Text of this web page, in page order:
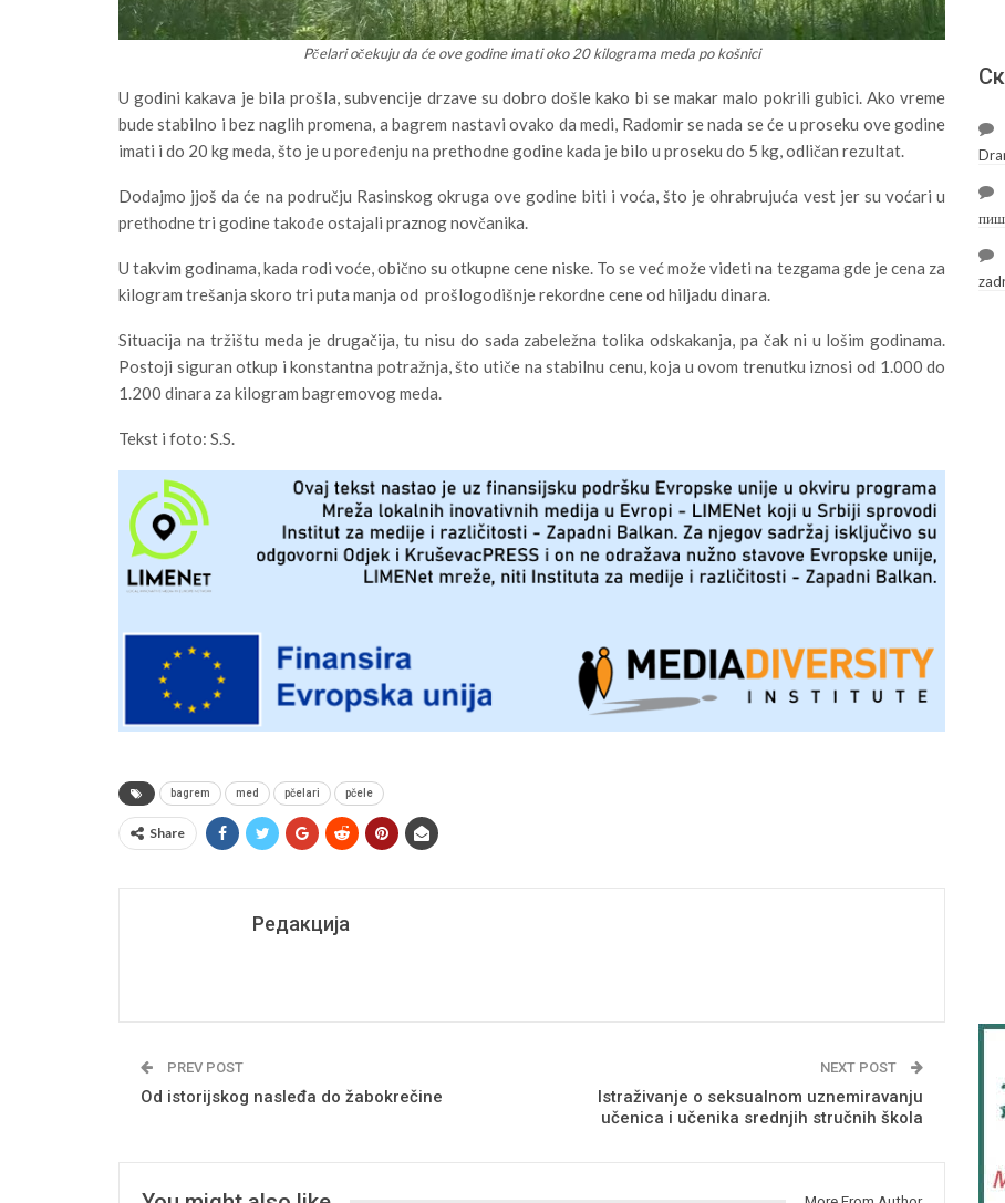
Pčelari očekuju da će ove godine imati oko 20 kilograma meda po košnici
U godini kakava je bila prošla, subvencije drzave su dobro došle kako bi se makar malo pokrili gubici. Ako vreme
bude stabilno i bez naglih promena, a bagrem nastavi ovako da medi, Radomir se nada se će u proseku ove godine
imati i do 20 kg meda, što je u poređenju na prethodne godine kada je bilo u proseku do 5 kg, odličan rezultat.
Dodajmo jjoš da će na području Rasinskog okruga ove godine biti i voća, što je ohrabrujuća vest jer su voćari u
prethodne tri godine takođe ostajali praznog novčanika.
U takvim godinama, kada rodi voće, obično su otkupne cene niske. To se već može videti na tezgama gde je cena za
kilogram trešanja skoro tri puta manja od prošlogodišnje rekordne cene od hiljadu dinara.
Situacija na tržištu meda je drugačija, tu nisu do sada zabeležna tolika odskakanja, pa čak ni u lošim godinama.
Postoji siguran otkup i konstantna potražnja, što utiče na stabilnu cenu, koja u ovom trenutku iznosi od 1.000 do
1.200 dinara za kilogram bagremovog meda.
Tekst i foto: S.S.
bagrem med pčelari pčele
Share
Редакција
PREV POST
Od istorijskog nasleđa do žabokrečine
NEXT POST
Istraživanje o seksualnom uznemiravanju
učenica i učenika srednjih stručnih škola